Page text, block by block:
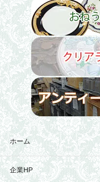
ホーム
企業HP